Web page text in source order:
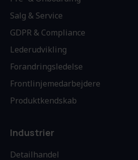
Salg & Service
GDPR & Compliance
Lederudvikling
Forandringsledelse
Frontlinjemedarbejdere
Produktkendskab
Industrier
Detailhandel